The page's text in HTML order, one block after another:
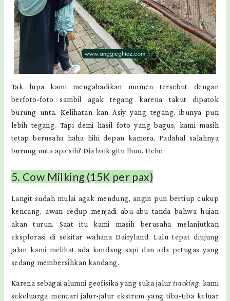
Tak lupa kami mengabadikan momen tersebut dengan
berfoto-foto sambil agak tegang karena takut dipatok
burung unta. Kelihatan kan Asiy yang tegang, ibunya pun
lebih tegang. Tapi demi hasil foto yang bagus, kami masih
tetap berusaha haha hihi depan kamera. Padahal salahnya
burung unta apa sih? Dia baik gitu lhoo. Hehe
5. Cow Milking (15K per pax)
Langit sudah mulai agak mendung, angin pun bertiup cukup
kencang, awan redup menjadi abu-abu tanda bahwa hujan
akan turun. Saat itu kami masih berusaha melanjutkan
eksplorasi di sekitar wahana Dairyland. Lalu tepat diujung
jalan kami melihat ada kandang sapi dan ada petugas yang
sedang membersihkan kandang.
Karena sebagai alumni geofisika yang suka jalurtracking, kami
sekeluarga mencari jalur-jalur ekstrem yang tiba-tiba keluar